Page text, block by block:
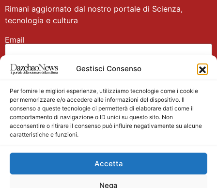
Gestisci Consenso
Per fornire le migliori esperienze, utilizziamo tecnologie come i cookie
per memorizzare e/o accedere alle informazioni del dispositivo. Il
consenso a queste tecnologie ci permetterà di elaborare dati come il
comportamento di navigazione o ID unici su questo sito. Non
acconsentire o ritirare il consenso può influire negativamente su alcune
caratteristiche e funzioni.
Accetta
Nega
Rimani aggiornato dal nostro portale di Scienza,
tecnologia e cultura
Email
Nome
Main partner